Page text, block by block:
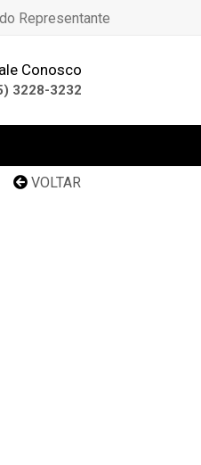
Representante
Conosco
3228-3232
VOLTAR